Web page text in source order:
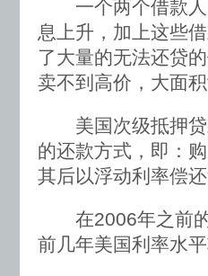
一个两个借款人
息上升，加上这些
了大量的无法还贷
卖不到高价，大面
美国次级抵押贷
的还款方式，即：
其后以浮动利率偿还
在2006年之前的
前几年美国利率水